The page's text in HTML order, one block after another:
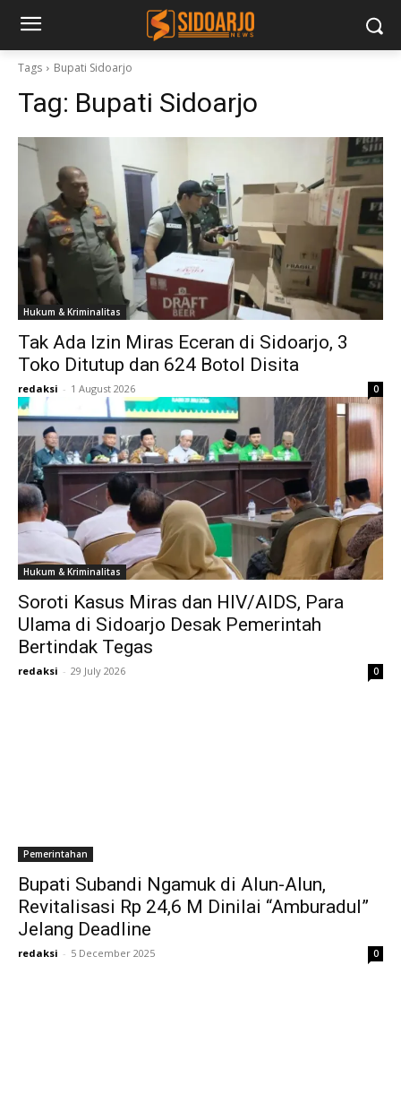
Tags Bupati Sidoarjo
Tag: Bupati Sidoarjo
Hukum & Kriminalitas
Tak Ada Izin Miras Eceran di Sidoarjo, 3
Toko Ditutup dan 624 Botol Disita
redaksi - 1 August 2026 0
Hukum & Kriminalitas
Soroti Kasus Miras dan HIV/AIDS, Para
Ulama di Sidoarjo Desak Pemerintah
Bertindak Tegas
redaksi - 29 July 2026 0
Pemerintahan
Bupati Subandi Ngamuk di Alun-Alun,
Revitalisasi Rp 24,6 M Dinilai “Amburadul”
Jelang Deadline
redaksi - 5 December 2025 0